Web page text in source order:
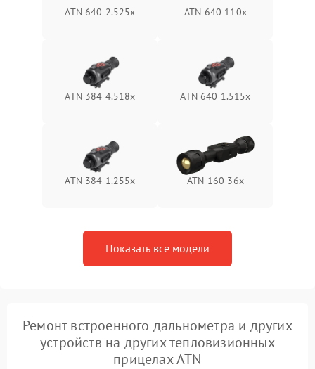
Поломка системы защиты
от перенапряжения
Подробнее →
ATN 640 2.525x ATN 640 110x
ATN 384 4.518x ATN 640 1.515x
ATN 384 1.255х ATN 160 36x
Показать все модели
Ремонт встроенного дальнометра и других
устройств на других тепловизионных
прицелах ATN